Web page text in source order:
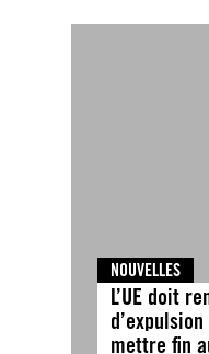
NOUVELLES
L’UE doit
mettre fin